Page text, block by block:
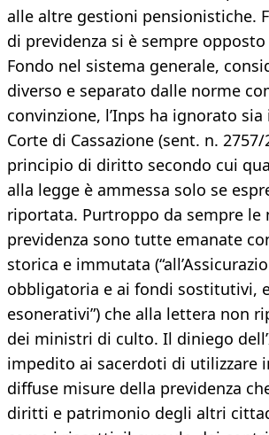
alle altre gestioni pensionistiche.
di previdenza si è sempre
Fondo nel sistema generale,
diverso e separato dalle norme
convinzione, l’Inps ha ignorato
Corte di Cassazione (sent. n. 2757/
principio di diritto secondo cui
alla legge è ammessa solo se
riportata. Purtroppo da sempre le
previdenza sono tutte emanate
storica e immutata
obbligatoria e ai fondi sostitutivi,
esonerativi”) che alla lettera non
dei ministri di culto. Il diniego
impedito ai sacerdoti di utilizzare
diffuse misure della previdenza
diritti e patrimonio degli altri